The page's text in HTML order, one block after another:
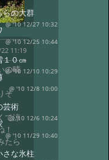
11:19
晴
そ
て涼
たら
の大群
@ '10 12/27 10:32
@ '10 12/25 10:44
０㎝
@ '10 12/10 10:29
@ '10 12/8 10:00
術
@ '10 12/6 10:24
@ '10 11/29 10:40
な氷柱